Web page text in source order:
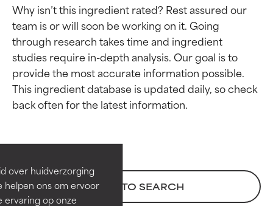
over huidverzorging
helpen ons om ervoor
ervaring op onze
Why isn’t this ingredient rated? Rest assured our
team is or will soon be working on it. Going
through research takes time and ingredient
studies require in-depth analysis. Our goal is to
provide the most accurate information possible.
This ingredient database is updated daily, so check
BACK TO SEARCH
Beoordelingen van
Bewezen en ondersteund door
onafhankelijk onderzoek.
Uitstekend actief ingrediënt
Beoordelingen van
Bewezen en ondersteund door
onafhankelijk onderzoek.
Uitstekend actief ingrediënt